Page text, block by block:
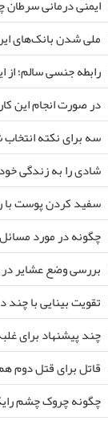
ایمنی درمانی
ملی شدن بانک‌های
رابطه جنسی سالم؛ از
در صورت انجام این
سه برای نکته
شادی را به زندگی
سفید کردن پوست
چگونه در مورد
بررسی وضع عشایر در
تقویت بینایی با
چند پیشنهاد برای
قاتل برای قتل
چگونه چروک چشم